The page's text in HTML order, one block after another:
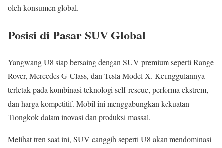
oleh konsumen global.
Posisi di Pasar SUV Global
Yangwang U8 siap bersaing dengan SUV premium seperti Range
Rover, Mercedes G-Class, dan Tesla Model X. Keunggulannya
terletak pada kombinasi teknologi self-rescue, performa ekstrem,
dan harga kompetitif. Mobil ini menggabungkan kekuatan
Tiongkok dalam inovasi dan produksi massal.
Melihat tren saat ini, SUV canggih seperti U8 akan mendominasi